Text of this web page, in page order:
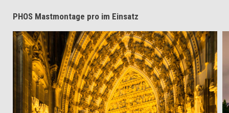
PHOS Mastmontage pro im Einsatz